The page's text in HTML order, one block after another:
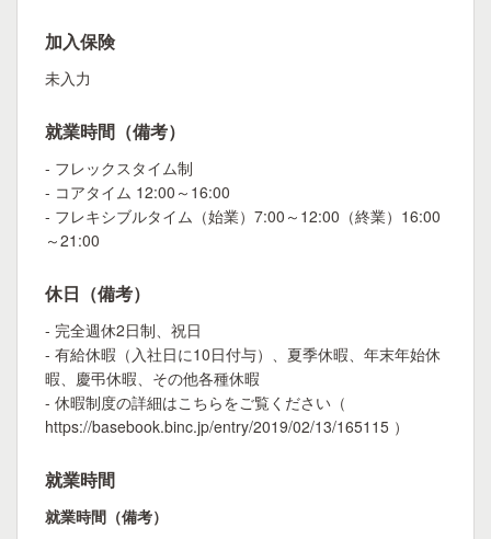
加入保険
未入力
就業時間（備考）
- フレックスタイム制
- コアタイム 12:00～16:00
- フレキシブルタイム（始業）7:00～12:00（終業）16:00
～21:00
休日（備考）
- 完全週休2日制、祝日
- 有給休暇（入社日に10日付与）、夏季休暇、年末年始休
暇、慶弔休暇、その他各種休暇
- 休暇制度の詳細はこちらをご覧ください（
https://basebook.binc.jp/entry/2019/02/13/165115 ）
就業時間
就業時間（備考）